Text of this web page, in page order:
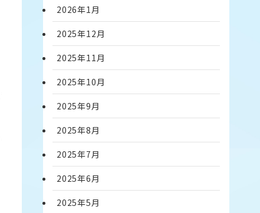
2026年1月
2025年12月
2025年11月
2025年10月
2025年9月
2025年8月
2025年7月
2025年6月
2025年5月